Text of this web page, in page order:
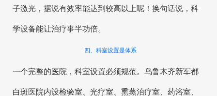
子激光，据说有效率能达到较高以上呢！换句话说，科
学设备能让治疗事半功倍。
四、科室设置是体系
一个完整的医院，科室设置必须规范。乌鲁木齐新军都
白斑医院内设检验室、光疗室、熏蒸治疗室、药浴室、